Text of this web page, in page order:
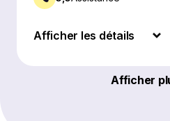
Afficher les détails
Afficher